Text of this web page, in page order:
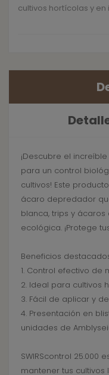
cultivos hortícolas y
¡Descubre el
para un control
cultivos! Este
ácaro depredador
blanca, trips y
ecológica. ¡Protege
Beneficios
1. Control efectivo de
2. Ideal para cultivos
3. Fácil de aplicar y
4. Presentación en
unidades de
SWIRScontrol 25.000
mantener tus